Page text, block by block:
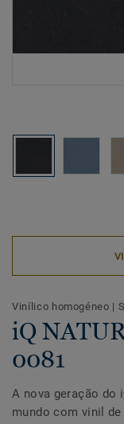
Vinílico homogéneo |
iQ
0081
A nova geração do
mundo com vinil